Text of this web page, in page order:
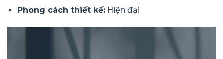
Phong cách thiết kế: Hiện đại